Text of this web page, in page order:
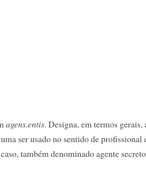
agens.entis. Designa, em termos gerais,
ser usado no sentido de profissional
também denominado agente